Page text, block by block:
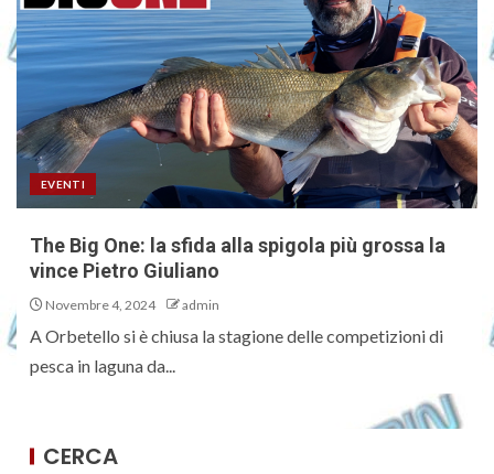
EVENTI
The Big One: la sfida alla spigola più grossa la
vince Pietro Giuliano
Novembre 4, 2024 admin
A Orbetello si è chiusa la stagione delle competizioni di
pesca in laguna da...
CERCA